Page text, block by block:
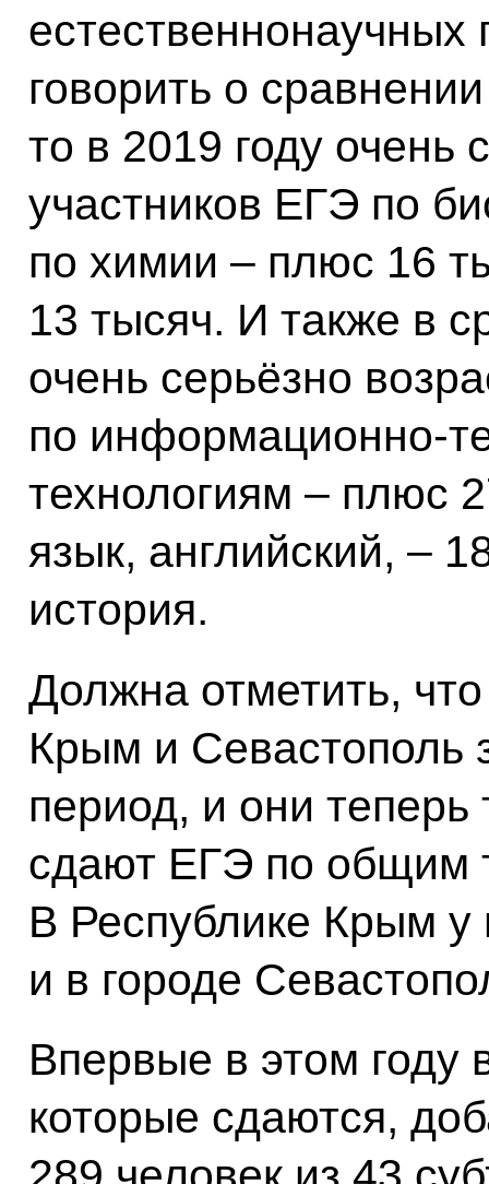
естественнонаучных
говорить о
то в 2019 году очень
участников ЕГЭ по
по химии – плюс 16
13 тысяч. И также в
очень серьёзно
по
технологиям – плюс
язык, английский, –
история.
Должна отметить,
Крым и Севастополь
период, и они теперь
сдают ЕГЭ по общим
В Республике Крым у
и в городе
Впервые в этом году
которые сдаются,